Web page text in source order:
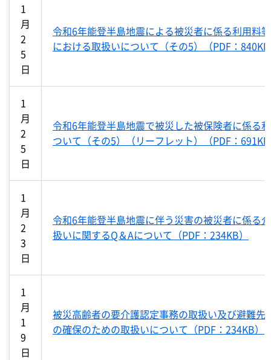
1
月
2
5
日
令和6年能登半島地震による被災者に係る利用料
における取扱いについて（その5）（PDF：
1
月
2
5
日
令和6年能登半島地震で被災した被保険者に係る
ついて（その5）（リーフレット）（PDF：
1
月
2
3
日
令和6年能登半島地震に伴う災害の被災者に係る
扱いに関するQ＆Aについて（PDF：234KB）
1
月
1
9
日
被災高齢者の要介護認定事務の取扱い及び避難先
の確保のための取扱いについて（PDF：234KB）